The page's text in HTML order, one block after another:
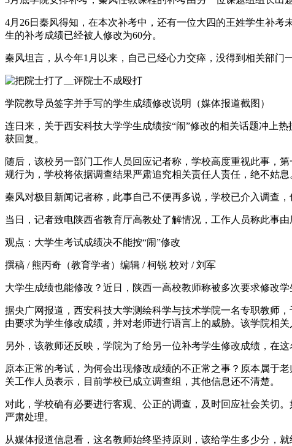
4月26日秦风得知，在本次补考中，还有一位大四的王姓学生补
生的补考成绩已经被人修改为60分。
秦风坦言，从今年1月以来，自己已经心力交瘁，没得到相关部
学院教导员签字并手写的学生成绩修改说明（媒体报道截图）
连日来，关于西安科技大学学生成绩按“闹”修改的相关话题冲上
获回复。
随后，该校另一部门工作人员回应记者称，学校高度重视此事，
规行为，学校将依据调查结果严肃追究相关责任人责任，绝不姑息
秦风对极目新闻记者称，此事自己不便再多说，学校已介入调查
当日，记者致电陕西省教育厅高教处了解情况，工作人员称此事
观点：大学生考试成绩决不能按“闹”修改
撰稿 / 熊丙奇（教育学者）编辑 / 柯锐 校对 / 刘军
大学生成绩也能修改？近日，陕西一高校教师称被多次要求修改学
据央广网报道，西安科技大学测绘科学与技术学院一名专职教师
由要求为学生修改成绩，并对老师进行语言上的威胁。该学院相
另外，该教师还反映，学院为了给另一位补考学生修改成绩，在
原本正常的考试，为何会出现修改成绩的不正常之事？原本属于
关工作人员表示，目前学校已成立调查组，其他信息还不清楚。
对此，学校确有必要进行客观、公正的调查，及时回应社会关切
严肃处理。
从媒体报道信息看，这名教师始终坚持原则，该给学生多少分，